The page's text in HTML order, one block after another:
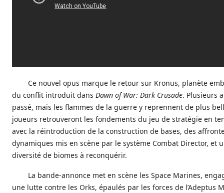
Ce nouvel opus marque le retour sur Kronus, planète
du conflit introduit dans Dawn of War: Dark Crusade. Plusieurs
passé, mais les flammes de la guerre y reprennent de plus
joueurs retrouveront les fondements du jeu de stratégie en
avec la réintroduction de la construction de bases, des
dynamiques mis en scène par le système Combat Director, et
diversité de biomes à reconquérir.
La bande-annonce met en scène les Space Marines,
une lutte contre les Orks, épaulés par les forces de l’Adeptus